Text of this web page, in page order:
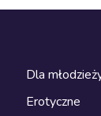
Dla
Erotyczne